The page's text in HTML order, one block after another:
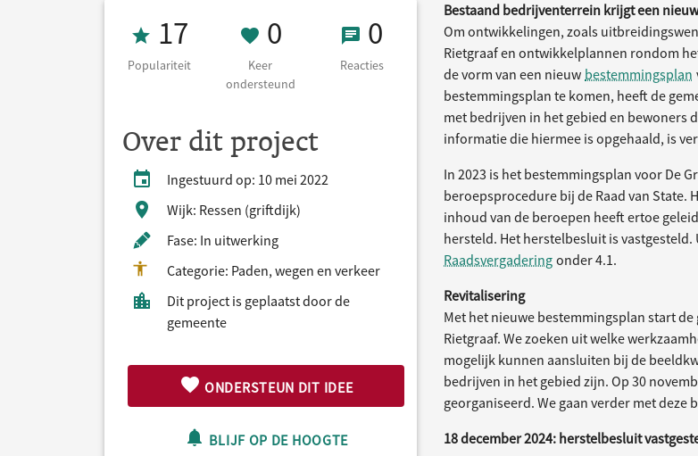
Populariteit 17
17
Populariteit
0 Keer ondersteund
0
Keer
ondersteund
0 Reacties
0
Reacties
Over dit project
Ingestuurd op: 10 mei 2022
Wijk: Ressen (griftdijk)
Fase: In uitwerking
Categorie: Paden, wegen en verkeer
Dit project is geplaatst door de
gemeente
ONDERSTEUN DIT IDEE
BLIJF OP DE HOOGTE
Bestaand bedrijventerrein krijgt een
Om ontwikkelingen, zoals
Rietgraaf en ontwikkelplannen rondom
de vorm van een nieuw bestemmingsplan
bestemmingsplan te komen, heeft de
met bedrijven in het gebied en bewoners
informatie die hiermee is opgehaald, is
In 2023 is het bestemmingsplan voor De
beroepsprocedure bij de Raad van State.
inhoud van de beroepen heeft ertoe
hersteld. Het herstelbesluit is
Raadsvergadering onder 4.1.
Revitalisering
Met het nieuwe bestemmingsplan start
Rietgraaf. We zoeken uit welke
mogelijk kunnen aansluiten bij de
bedrijven in het gebied zijn. Op 30
georganiseerd. We gaan verder met deze
18 december 2024: herstelbesluit